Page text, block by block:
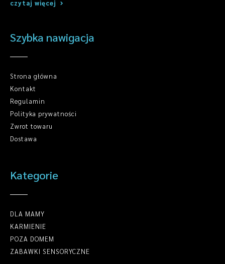
czytaj więcej
Szybka nawigacja
Strona główna
Kontakt
Regulamin
Polityka prywatności
Zwrot towaru
Dostawa
Kategorie
DLA MAMY
KARMIENIE
POZA DOMEM
ZABAWKI SENSORYCZNE